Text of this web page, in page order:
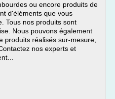
ou encore produits de
d'éléments que vous
Tous nos produits sont
Nous pouvons également
produits réalisés sur-mesure,
nos experts et